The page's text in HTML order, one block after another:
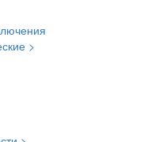
>